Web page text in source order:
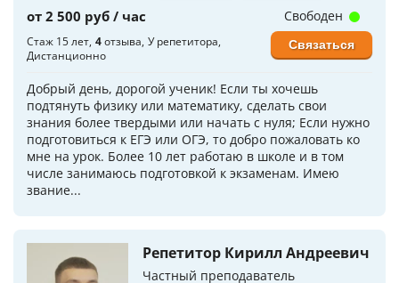
от 2 500 руб / час
Стаж 15 лет 4отзыва У репетитора
Дистанционно
Добрый день, дорогой ученик! Если ты хочешь
подтянуть физику или математику, сделать свои
знания более твердыми или начать с нуля; Если нужно
подготовиться к ЕГЭ или ОГЭ, то добро пожаловать ко
мне на урок. Более 10 лет работаю в школе и в том
числе занимаюсь подготовкой к экзаменам. Имею
звание...
Свободен
Связаться
Репетитор Кирилл Андреевич
Частный преподаватель